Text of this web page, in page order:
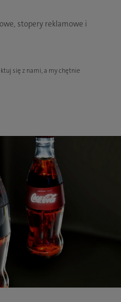
stopery reklamowe i
się z nami, a my chętnie